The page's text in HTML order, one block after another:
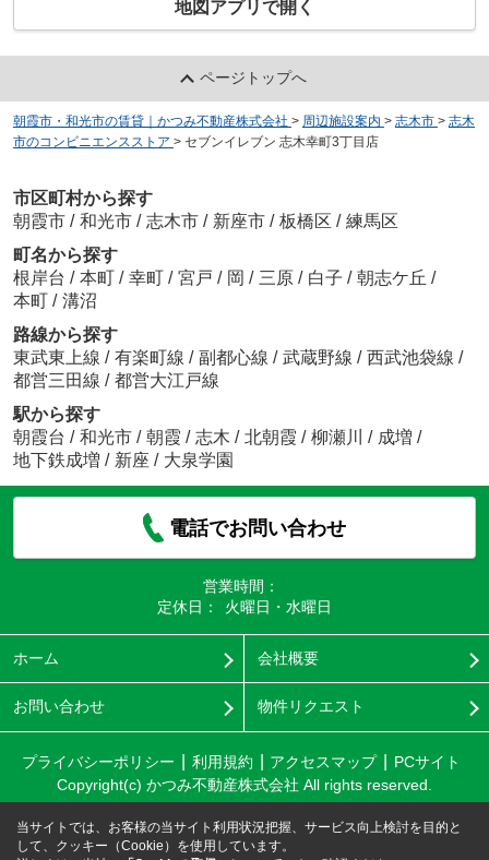
地図アプリで開く
ページトップへ
朝霞市・和光市の賃貸｜かつみ不動産株式会社 > 周辺施設案内 > 志木市 > 志木
市のコンビニエンスストア > セブンイレブン 志木幸町3丁目店
市区町村から探す
朝霞市 / 和光市 / 志木市 / 新座市 / 板橋区 / 練馬区
町名から探す
根岸台 / 本町 / 幸町 / 宮戸 / 岡 / 三原 / 白子 / 朝志ケ丘 /
本町 / 溝沼
路線から探す
東武東上線 / 有楽町線 / 副都心線 / 武蔵野線 / 西武池袋線 /
都営三田線 / 都営大江戸線
駅から探す
朝霞台 / 和光市 / 朝霞 / 志木 / 北朝霞 / 柳瀬川 / 成増 /
地下鉄成増 / 新座 / 大泉学園
電話でお問い合わせ
営業時間：
定休日：
火曜日・水曜日
ホーム 会社概要
お問い合わせ 物件リクエスト
プライバシーポリシー 利用規約 アクセスマップ
PCサイト
Copyright(c) かつみ不動産株式会社 All rights reserved.
当サイトでは、お客様の当サイト利用状況把握、サービス向上検討を目的と
して、クッキー（Cookie）を使用しています。